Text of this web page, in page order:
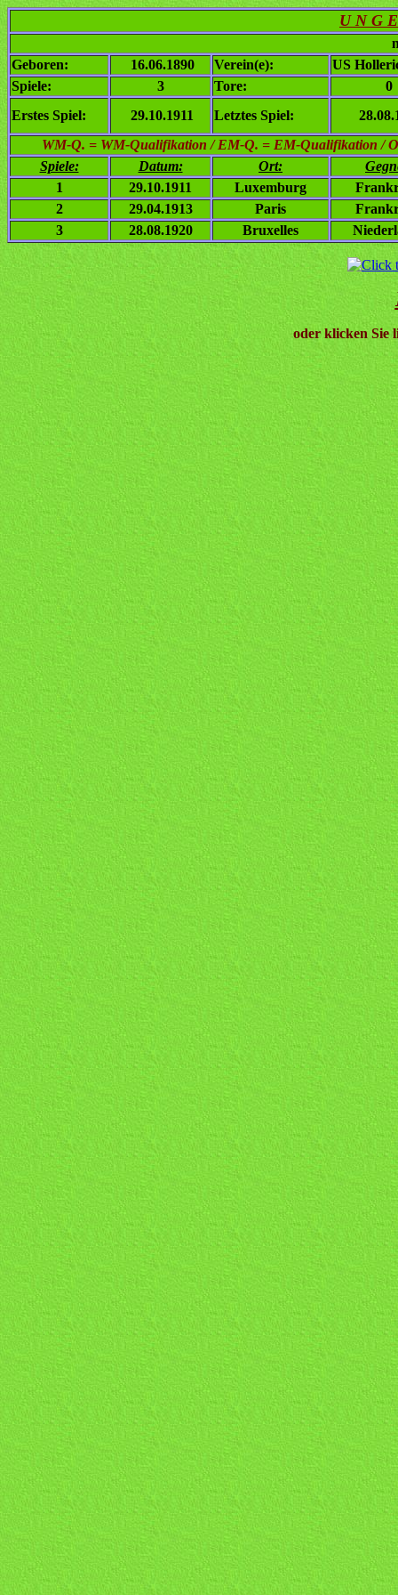
U N G
Geboren:
16.06.1890 Verein(e):
US
Spiele:
3 Tore:
0
Erstes Spiel:
29.10.1911 Letztes Spiel:
WM-Q. = WM-Qualifikation / EM-Q. = EM-Qualifikation /
Spiele:
Datum: Ort:
1
29.10.1911 Luxemburg
2
29.04.1913 Paris
3
28.08.1920 Bruxelles
oder klicken Sie